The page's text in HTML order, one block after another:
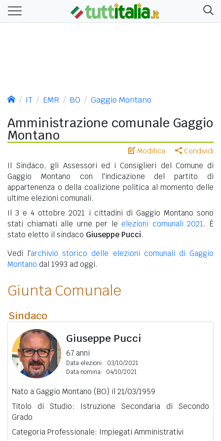
IT EMR BO Gaggio Montano
Amministrazione comunale Gaggio
Montano
Modifica Condividi
Il Sindaco, gli Assessori ed i Consiglieri del Comune di
Gaggio Montano con l'indicazione del partito di
appartenenza o della coalizione politica al momento delle
ultime elezioni comunali.
Il 3 e 4 ottobre 2021 i cittadini di Gaggio Montano sono
stati chiamati alle urne per le elezioni comunali 2021 . È
stato eletto il sindaco Giuseppe Pucci.
Vedi l'archivio storico delle elezioni comunali di Gaggio
Montano dal 1993 ad oggi.
Giunta Comunale
Sindaco
Giuseppe Pucci
67 anni
Data elezioni:
03/10/2021
Data nomina:
04/10/2021
Nato a Gaggio Montano (BO) il 21/03/1959
Titolo di Studio: Istruzione Secondaria di Secondo
Grado
Categoria Professionale: Impiegati Amministrativi